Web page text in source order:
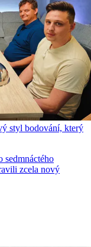
styl bodování, který
sedmnáctého
zcela nový